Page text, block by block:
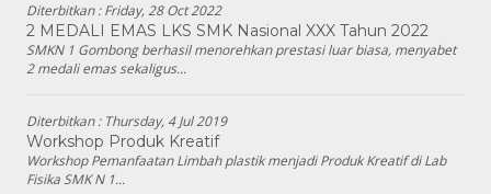
Diterbitkan :Friday, 28 Oct 2022
2 MEDALI EMAS LKS SMK Nasional XXX Tahun 2022
SMKN 1 Gombong berhasil menorehkan prestasi luar biasa, menyabet
2 medali emas sekaligus...
Diterbitkan : Thursday, 4 Jul 2019
Workshop Produk Kreatif
Workshop Pemanfaatan Limbah plastik menjadi Produk Kreatif di Lab
Fisika SMK N 1...